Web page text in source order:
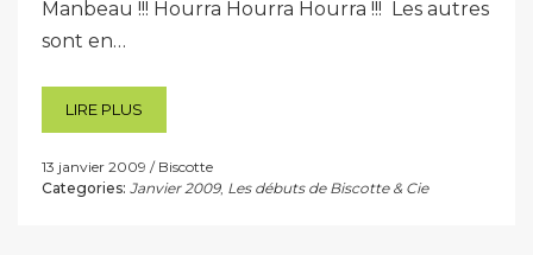
Manbeau !!! Hourra Hourra Hourra !!! Les autres
sont en…
LIRE PLUS
13 janvier 2009
Biscotte
Categories: Janvier 2009, Les débuts de Biscotte & Cie